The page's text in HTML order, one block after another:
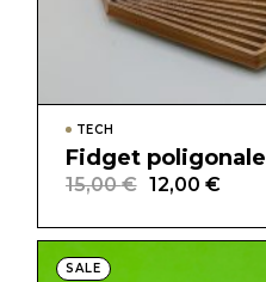
TECH
Fidget poligonale
15,00€
Il
originale
era:
15,00 €.
12,00 €
Il
attuale
è:
12,00 €.
SALE